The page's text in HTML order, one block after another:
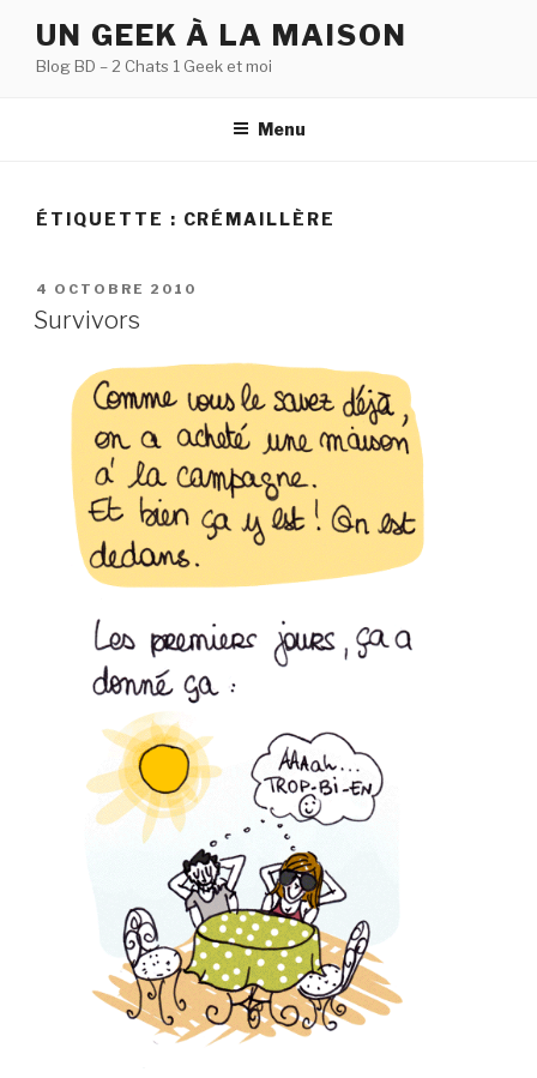
contenu
UN GEEK À LA MAISON
Blog BD – 2 Chats 1 Geek et moi
Menu
ÉTIQUETTE : CRÉMAILLÈRE
PUBLIÉ
LE
4 OCTOBRE 2010
Survivors